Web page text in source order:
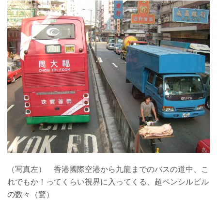
（写真左） 香港國際空港から九龍までのバスの道中、こ
れでもか！ってくらい視界に入ってくる、超ペンシルビル
の数々（驚）